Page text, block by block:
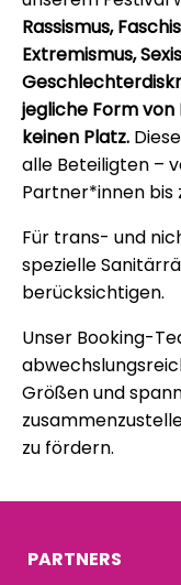
Rassismus,
Extremismus,
jegliche Form von
keinen Platz.
alle Beteiligten –
Partner*innen bis
Für trans- und
spezielle
berücksichtigen.
Unser Booking-
Größen und
zu fördern.
PARTNERS